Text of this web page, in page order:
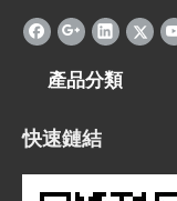
產品分類
快速鏈結